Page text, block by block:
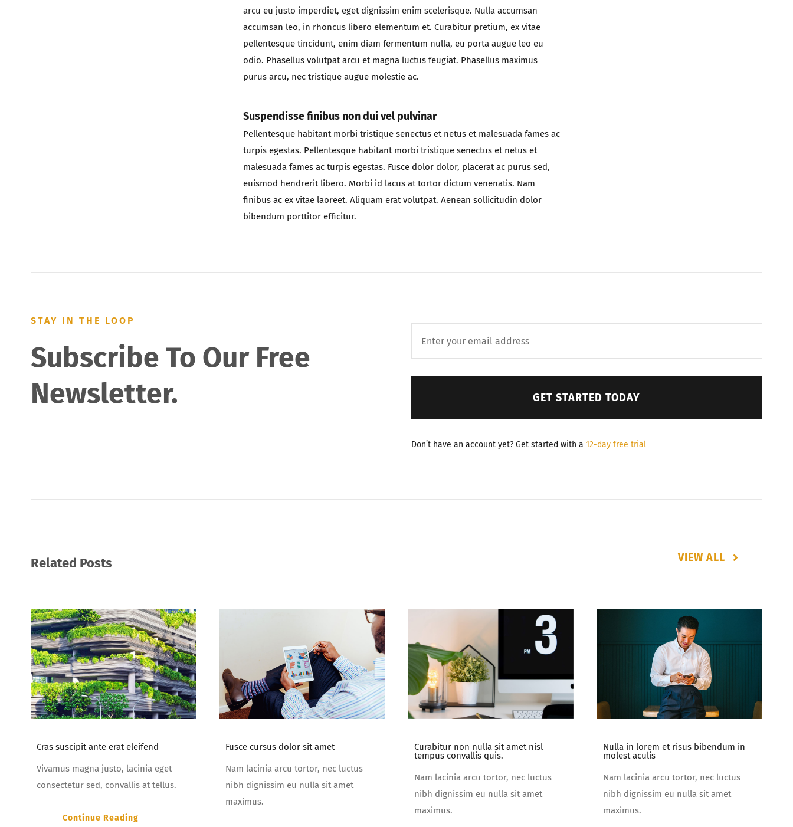
arcu eu justo imperdiet, eget dignissim enim scelerisque. Nulla accumsan
accumsan leo, in rhoncus libero elementum et. Curabitur pretium, ex vitae
pellentesque tincidunt, enim diam fermentum nulla, eu porta augue leo eu
odio. Phasellus volutpat arcu et magna luctus feugiat. Phasellus maximus
purus arcu, nec tristique augue molestie ac.
Suspendisse finibus non dui vel pulvinar
Pellentesque habitant morbi tristique senectus et netus et malesuada fames ac
turpis egestas. Pellentesque habitant morbi tristique senectus et netus et
malesuada fames ac turpis egestas. Fusce dolor dolor, placerat ac purus sed,
euismod hendrerit libero. Morbi id lacus at tortor dictum venenatis. Nam
finibus ac ex vitae laoreet. Aliquam erat volutpat. Aenean sollicitudin dolor
bibendum porttitor efficitur.
STAY IN THE LOOP
Subscribe To Our Free
Newsletter.
GET STARTED TODAY
Don’t have an account yet? Get started with a 12-day free trial
Related Posts VIEW ALL
Cras suscipit ante erat eleifend
Vivamus magna justo, lacinia eget
consectetur sed, convallis at tellus.
Continue Reading
Fusce cursus dolor sit amet
Nam lacinia arcu tortor, nec luctus
nibh dignissim eu nulla sit amet
maximus.
Curabitur non nulla sit amet nisl
tempus convallis quis.
Nam lacinia arcu tortor, nec luctus
nibh dignissim eu nulla sit amet
maximus.
Nulla in lorem et risus bibendum in
molest aculis
Nam lacinia arcu tortor, nec luctus
nibh dignissim eu nulla sit amet
maximus.